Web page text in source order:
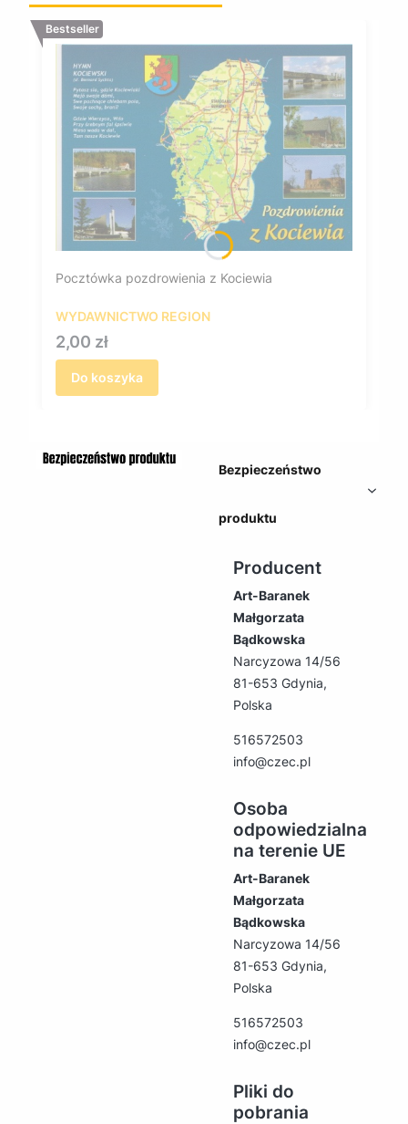
Bestseller
Pocztówka pozdrowienia z Kociewia
WYDAWNICTWO REGION
Cena
2,00 zł
Do koszyka
Bezpieczeństwo
produktu
Producent
Art-Baranek
Małgorzata
Bądkowska
Narcyzowa 14/56
81-653 Gdynia,
Polska
516572503
info@czec.pl
Osoba
odpowiedzialna
na terenie UE
Art-Baranek
Małgorzata
Bądkowska
Narcyzowa 14/56
81-653 Gdynia,
Polska
516572503
info@czec.pl
Pliki do
pobrania